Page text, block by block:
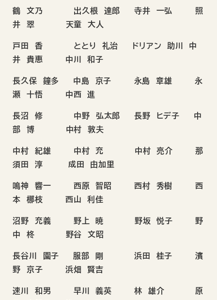
鶴 文乃 出久根 達郎 寺井 一弘 照
井 翠 天童 大人
戸田 香 ととり 礼治 ドリアン 助川 中
井 貴惠 中川 和子
長久保 鐘多 中島 京子 永島 章雄 永
瀬 十悟 中西 進
長沼 修 中野 弘太郎 長野 ヒデ子 中
部 博 中村 敦夫
中村 紀雄 中村 充 中村 亮介 那
須田 淳 成田 由加里
鳴神 響一 西原 智昭 西村 秀樹 西
本 梛枝 西山 利佳
沼野 充義 野上 暁 野坂 悦子 野
中 柊 野谷 文昭
長谷川 園子 服部 剛 浜田 桂子 濱
野 京子 浜畑 賢吉
速川 和男 早川 義英 林 雄介 原